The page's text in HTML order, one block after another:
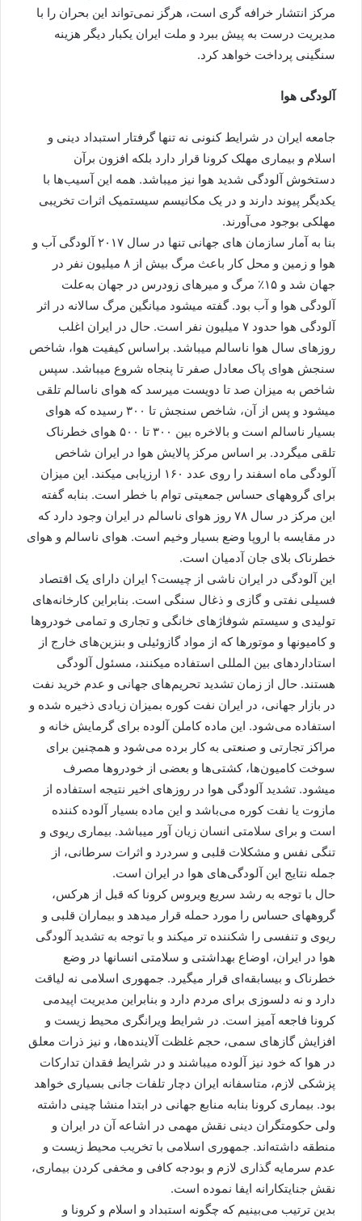
مرکز انتشار خرافه گری است، هرگز نمی‌تواند این بحران را با
مدیریت درست به پیش ببرد و ملت ایران یکبار دیگر هزینه
سنگینی پرداخت خواهد کرد.
آلودگی هوا
جامعه ایران در شرایط کنونی نه تنها گرفتار استبداد دینی و
اسلام و بیماری مهلک کرونا قرار دارد بلکه افزون برآن
دستخوش آلودگی شدید هوا نیز میباشد. همه این آسیب‌ها با
یکدیگر پیوند دارند و در یک مکانیسم سیستمیک اثرات تخریبی
مهلکی بوجود می‌آورند.
بنا به آمار سازمان ‌های جهانی تنها در سال ۲۰۱۷ آلودگی آب و
هوا و زمین و محل کار باعث مرگ بیش از ۸ میلیون نفر در
جهان شد و ۱۵٪ مرگ و میرهای زودرس در جهان به‌علت
آلودگی هوا و آب بود. گفته میشود میانگین مرگ سالانه در اثر
آلودگی هوا حدود ۷ میلیون نفر است. حال در ایران اغلب
روزهای سال هوا ناسالم میباشد. براساس کیفیت هوا، شاخص
سنجش هوای پاک معادل صفر تا پنجاه شروع میباشد. سپس
شاخص به میزان صد تا دویست میرسد که هوای ناسالم تلقی
میشود و پس از آن، شاخص سنجش تا ۳۰۰ رسیده که هوای
بسیار ناسالم است و بالاخره بین ۳۰۰ تا ۵۰۰ هوای خطرناک
تلقی میگردد. بر اساس مرکز پالایش هوا در ایران شاخص
آلودگی ماه اسفند را روی عدد ۱۶۰ ارزیابی میکند. این میزان
برای گروههای حساس جمعیتی توام با خطر است. بنابه گفته
این مرکز در سال ۷۸ روز هوای ناسالم در ایران وجود دارد که
در مقایسه با اروپا وضع بسیار وخیم است. هوای ناسالم و هوای
خطرناک بلای جان آدمیان است.
این آلودگی در ایران ناشی از چیست؟ ایران دارای یک اقتصاد
فسیلی نفتی و گازی و ذغال سنگی است. بنابراین کارخانه‌های
تولیدی و سیستم شوفاژ‌های خانگی و تجاری و تمامی خودروها
و کامیونها و موتورها که از مواد گازوئیلی و بنزین‌های خارج از
استاداردهای بین المللی استفاده میکنند، مسئول آلودگی
هستند. حال از زمان تشدید تحریم‌های جهانی و عدم خرید نفت
در بازار جهانی، در ایران نفت کوره بمیزان زیادی ذخیره شده و
استفاده می‌شود. این ماده کاملن آلوده برای گرمایش خانه و
مراکز تجارتی و صنعتی به کار برده می‌شود و همچنین برای
سوخت کامیون‌ها، کشتی‌ها و بعضی از خودرو‌ها مصرف
میشود. تشدید آلودگی هوا در روزهای اخیر نتیجه استفاده از
مازوت یا نفت کوره می‌باشد و این ماده بسیار آلوده کننده
است و برای سلامتی انسان زیان آور میباشد. بیماری ریوی و
تنگی نفس و مشکلات قلبی و سردرد و اثرات سرطانی، از
جمله نتایج این آلودگی‌های هوا در ایران است.
حال با توجه به رشد سریع ویروس کرونا که قبل از هرکس،
گروههای حساس را مورد حمله قرار میدهد و بیماران قلبی و
ریوی و تنفسی را شکننده تر میکند و با توجه به تشدید آلودگی
هوا در ایران، اوضاع بهداشتی و سلامتی انسانها در وضع
خطرناک و بیسابقه‌ای قرار میگیرد. جمهوری اسلامی نه لیاقت
دارد و نه دلسوزی برای مردم دارد و بنابراین مدیریت اپیدمی
کرونا فاجعه آمیز است. در شرایط ویرانگری محیط زیست و
افزایش گازهای سمی، حجم غلظت آلاینده‌ها، و نیز ذرات معلق
در هوا که خود نیز آلوده میباشند و در شرایط فقدان تدارکات
پزشکی لازم، متاسفانه ایران دچار تلفات جانی بسیاری خواهد
بود. بیماری کرونا بنابه منابع جهانی در ابتدا منشا چینی داشته
ولی حکومتگران دینی نقش مهمی در اشاعه آن در ایران و
منطقه داشته‌اند. جمهوری اسلامی با تخریب محیط زیست و
عدم سرمایه گذاری لازم و بودجه کافی و مخفی کردن بیماری،
نقش جنایتکارانه ایفا نموده است.
بدین ترتیب می‌بینیم که چگونه استبداد و اسلام و کرونا و